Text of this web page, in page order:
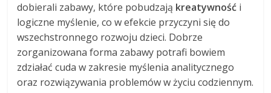
dobierali zabawy, które pobudzają kreatywność i
logiczne myślenie, co w efekcie przyczyni się do
wszechstronnego rozwoju dzieci. Dobrze
zorganizowana forma zabawy potrafi bowiem
zdziałać cuda w zakresie myślenia analitycznego
oraz rozwiązywania problemów w życiu codziennym.